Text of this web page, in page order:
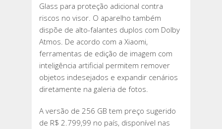
Glass para proteção adicional contra
riscos no visor. O aparelho também
dispõe de alto-falantes duplos com Dolby
Atmos. De acordo com a Xiaomi,
ferramentas de edição de imagem com
inteligência artificial permitem remover
objetos indesejados e expandir cenários
diretamente na galeria de fotos.
A versão de 256 GB tem preço sugerido
de R$ 2.799,99 no país, disponível nas